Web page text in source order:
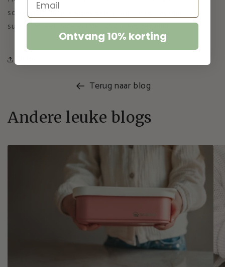
schooldag van je kleuter een groot succes worden. Veel
succes en een fijne eerste schooldag gewenst!
Terug naar blog
Andere leuke blogs
Ontvang 10% korting